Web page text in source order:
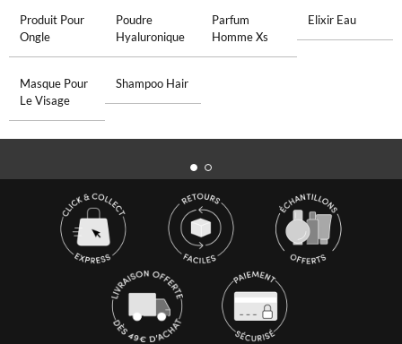
Produit Pour
Ongle
Poudre
Hyaluronique
Parfum
Homme Xs
Elixir Eau
Masque Pour
Le Visage
Shampoo Hair